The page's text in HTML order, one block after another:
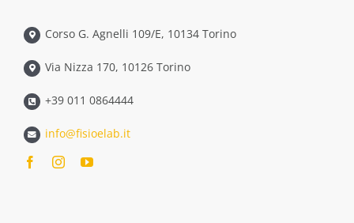
Corso G. Agnelli 109/E, 10134 Torino
Via Nizza 170, 10126 Torino
+39 011 0864444
info@fisioelab.it